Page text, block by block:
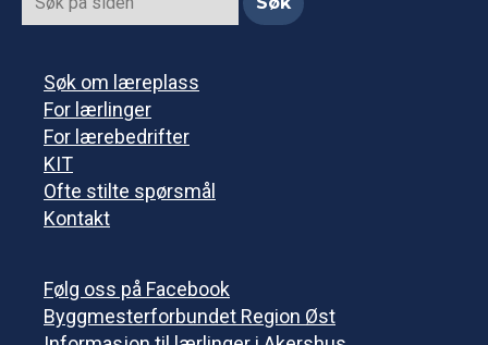
Søk om læreplass
For lærlinger
For lærebedrifter
KIT
Ofte stilte spørsmål
Kontakt
Følg oss på Facebook
Byggmesterforbundet Region Øst